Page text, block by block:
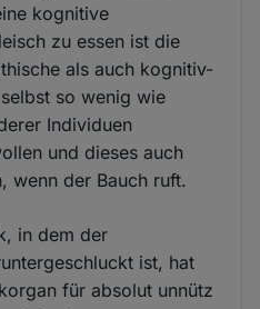
kognitive
zu essen ist die
als auch kognitiv-
so wenig wie
Individuen
und dieses auch
wenn der Bauch ruft.
in dem der
ist, hat
für absolut unnütz